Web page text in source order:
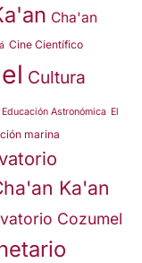
Cha'an
Cine Científico
Cultura
Educación Astronómica El
marina
Ka'an
Cozumel